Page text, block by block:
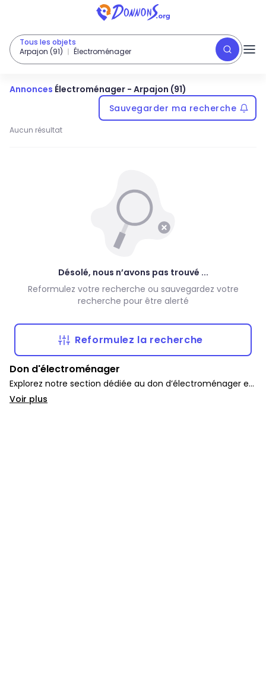
Tous les objets
Arpajon (91)
Électroménager
Annonces Électroménager - Arpajon (91)
Sauvegarder ma recherche
Aucun résultat
Désolé, nous n’avons pas trouvé ...
Reformulez votre recherche ou sauvegardez votre
recherche pour être alerté
Reformulez la recherche
Don d'électroménager
Explorez notre section dédiée au don d’électroménager et
d’appareils gratuits. Vous y trouverez une large sélection
de fours, lave-vaisselles, micro-ondes, frigos et autres pour
Voir plus